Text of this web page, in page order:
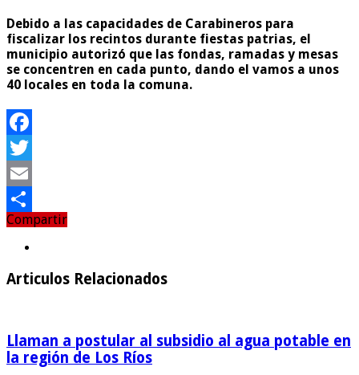
Debido a las capacidades de Carabineros para
fiscalizar los recintos durante fiestas patrias, el
municipio autorizó que las fondas, ramadas y mesas
se concentren en cada punto, dando el vamos a unos
40 locales en toda la comuna.
Facebook
Twitter
Email
Compartir
Compartir
Articulos Relacionados
Llaman a postular al subsidio al agua potable en
la región de Los Ríos